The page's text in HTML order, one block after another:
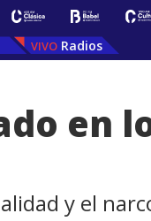
Radios
en
y el